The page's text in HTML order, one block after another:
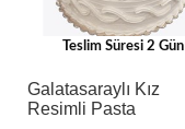
Teslim Süresi 2 Gün
Galatasaraylı Kız
Resimli Pasta